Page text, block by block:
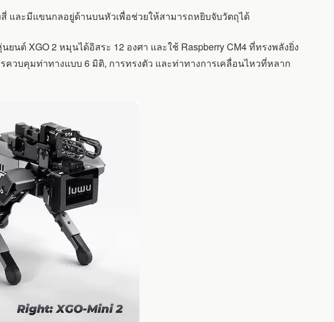
และมีแขนกลอยู่ด้านบนหัวเพื่อช่วยให้สามารถหยิบจับวัตถุได้
ยนต์ XGO 2 หมุนได้อิสระ 12 องศา และใช้ Raspberry CM4 ที่ทรงพลังยิ่ง
วบคุมท่าทางแบบ 6 มิติ, การทรงตัว และท่าทางการเคลื่อนไหวที่หลาก